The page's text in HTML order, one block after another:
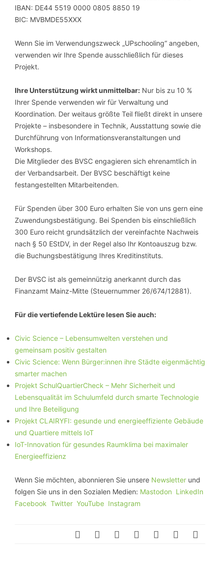
IBAN: DE44 5519 0000 0805 8850 19
BIC: MVBMDE55XXX
Wenn Sie im Verwendungszweck „UPschooling“ angeben,
verwenden wir Ihre Spende ausschließlich für dieses
Projekt.
Ihre Unterstützung wirkt unmittelbar: Nur bis zu 10 %
Ihrer Spende verwenden wir für Verwaltung und
Koordination. Der weitaus größte Teil fließt direkt in unsere
Projekte – insbesondere in Technik, Ausstattung sowie die
Durchführung von Informationsveranstaltungen und
Workshops.
Die Mitglieder des BVSC engagieren sich ehrenamtlich in
der Verbandsarbeit. Der BVSC beschäftigt keine
festangestellten Mitarbeitenden.
Für Spenden über 300 Euro erhalten Sie von uns gern eine
Zuwendungsbestätigung. Bei Spenden bis einschließlich
300 Euro reicht grundsätzlich der vereinfachte Nachweis
nach § 50 EStDV, in der Regel also Ihr Kontoauszug bzw.
die Buchungsbestätigung Ihres Kreditinstituts.
Der BVSC ist als gemeinnützig anerkannt durch das
Finanzamt Mainz-Mitte (Steuernummer 26/674/12881).
Für die vertiefende Lektüre lesen Sie auch:
Civic Science – Lebensumwelten verstehen und
gemeinsam positiv gestalten
Civic Science: Wenn Bürger:innen ihre Städte eigenmächtig
smarter machen
Projekt SchulQuartierCheck – Mehr Sicherheit und
Lebensqualität im Schulumfeld durch smarte Technologie
und Ihre Beteiligung
Projekt CLAIRYFI: gesunde und energieeffiziente Gebäude
und Quartiere mittels IoT
IoT-Innovation für gesundes Raumklima bei maximaler
Energieeffizienz
Wenn Sie möchten, abonnieren Sie unsere Newsletter und
folgen Sie uns in den Sozialen Medien: Mastodon LinkedIn
Facebook Twitter YouTube Instagram